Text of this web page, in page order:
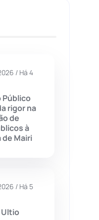
(1504)
/ Há 4
rigor na
de
à
Mairi
/ Há 5
Ultio